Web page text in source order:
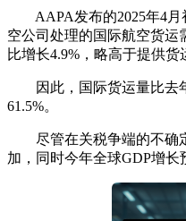
AAPA发布的2025年4月
空公司处理的国际航空货运
比增长4.9%，略高于提供货
因此，国际货运量比去年
61.5%。
尽管在关税争端的不确
加，同时今年全球GDP增长